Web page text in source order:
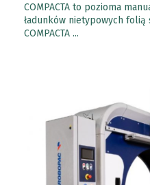
COMPACTA to pozioma
ładunków nietypowych
COMPACTA ...